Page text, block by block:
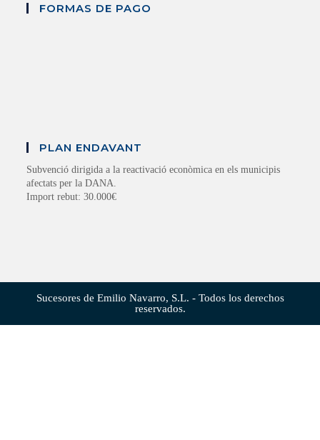
FORMAS DE PAGO
PLAN ENDAVANT
Subvenció dirigida a la reactivació econòmica en els municipis
afectats per la DANA.
Import rebut: 30.000€
Sucesores de Emilio Navarro, S.L. - Todos los derechos
reservados.